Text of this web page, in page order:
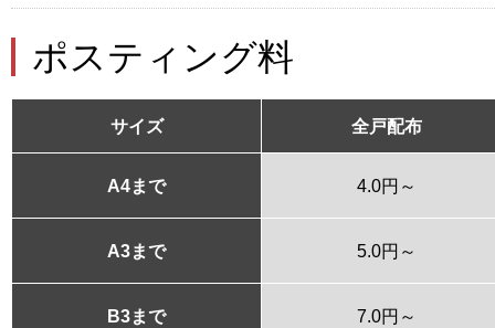
ポスティング料
サイズ 全戸配布
A4まで 4.0円～
A3まで 5.0円～
B3まで 7.0円～